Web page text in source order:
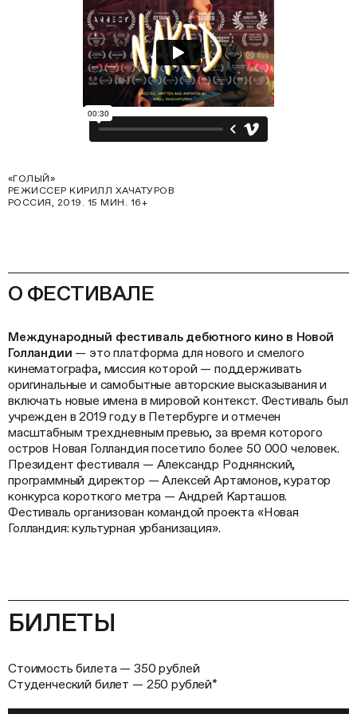
«ГОЛЫЙ»
РЕЖИССЕР КИРИЛЛ ХАЧАТУРОВ
РОССИЯ, 2019. 15 МИН. 16+
О ФЕСТИВАЛЕ
Международный фестиваль дебютного кино в Новой
Голландии — это платформа для нового и смелого
кинематографа, миссия которой — поддерживать
оригинальные и самобытные авторские высказывания и
включать новые имена в мировой контекст. Фестиваль был
учрежден в 2019 году в Петербурге и отмечен
масштабным трехдневным превью, за время которого
остров Новая Голландия посетило более 50 000 человек.
Президент фестиваля — Александр Роднянский,
программный директор — Алексей Артамонов, куратор
конкурса короткого метра — Андрей Карташов.
Фестиваль организован командой проекта «Новая
Голландия: культурная урбанизация».
БИЛЕТЫ
Стоимость билета — 350 рублей
Студенческий билет — 250 рублей*